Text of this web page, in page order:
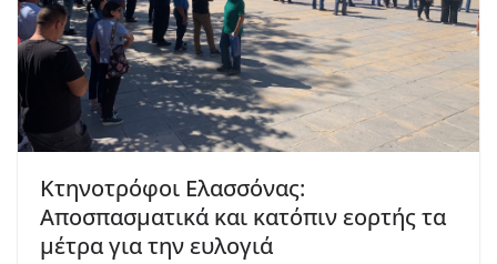
Κτηνοτρόφοι Ελασσόνας:
Αποσπασματικά και κατόπιν εορτής τα
μέτρα για την ευλογιά